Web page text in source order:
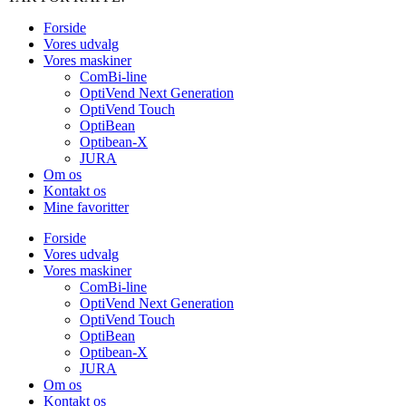
Forside
Vores udvalg
Vores maskiner
ComBi-line
OptiVend Next Generation
OptiVend Touch
OptiBean
Optibean-X
JURA
Om os
Kontakt os
Mine favoritter
Forside
Vores udvalg
Vores maskiner
ComBi-line
OptiVend Next Generation
OptiVend Touch
OptiBean
Optibean-X
JURA
Om os
Kontakt os